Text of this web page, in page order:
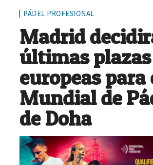
PÁDEL PROFESIONAL
Madrid
últimas plazas
europeas para
Mundial de
de Doha